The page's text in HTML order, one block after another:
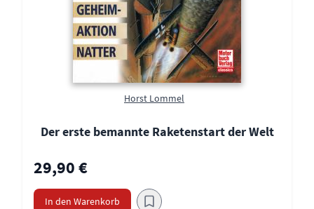
Horst Lommel
Der erste bemannte Raketenstart der Welt
29,90 €
In den Warenkorb